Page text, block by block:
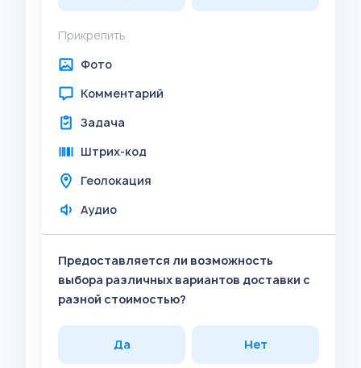
Прикрепить
Фото
Комментарий
Задача
Штрих-код
Геолокация
Аудио
Предоставляется ли возможность
выбора различных вариантов доставки с
разной стоимостью?
Да Нет